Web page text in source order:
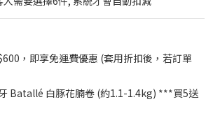
，即享免運費優惠 (套用折扣後，若訂單
Batallé 白豚花腩卷 (約1.1-1.4kg) ***買5送